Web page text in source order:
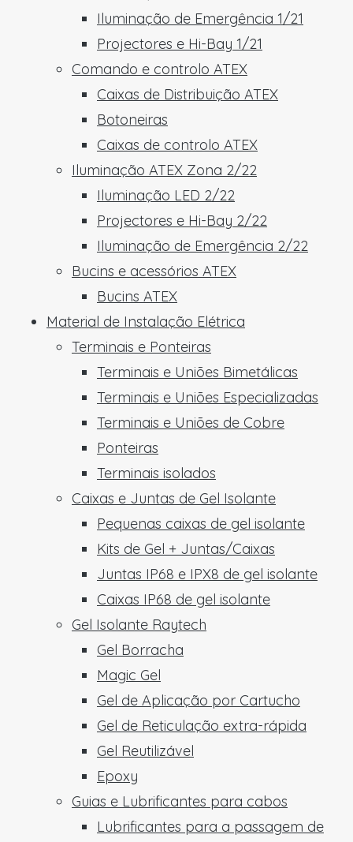
Iluminação de Emergência 1/21
Projectores e Hi-Bay 1/21
Comando e controlo ATEX
Caixas de Distribuição ATEX
Botoneiras
Caixas de controlo ATEX
Iluminação ATEX Zona 2/22
Iluminação LED 2/22
Projectores e Hi-Bay 2/22
Iluminação de Emergência 2/22
Bucins e acessórios ATEX
Bucins ATEX
Material de Instalação Elétrica
Terminais e Ponteiras
Terminais e Uniões Bimetálicas
Terminais e Uniões Especializadas
Terminais e Uniões de Cobre
Ponteiras
Terminais isolados
Caixas e Juntas de Gel Isolante
Pequenas caixas de gel isolante
Kits de Gel + Juntas/Caixas
Juntas IP68 e IPX8 de gel isolante
Caixas IP68 de gel isolante
Gel Isolante Raytech
Gel Borracha
Magic Gel
Gel de Aplicação por Cartucho
Gel de Reticulação extra-rápida
Gel Reutilizável
Epoxy
Guias e Lubrificantes para cabos
Lubrificantes para a passagem de